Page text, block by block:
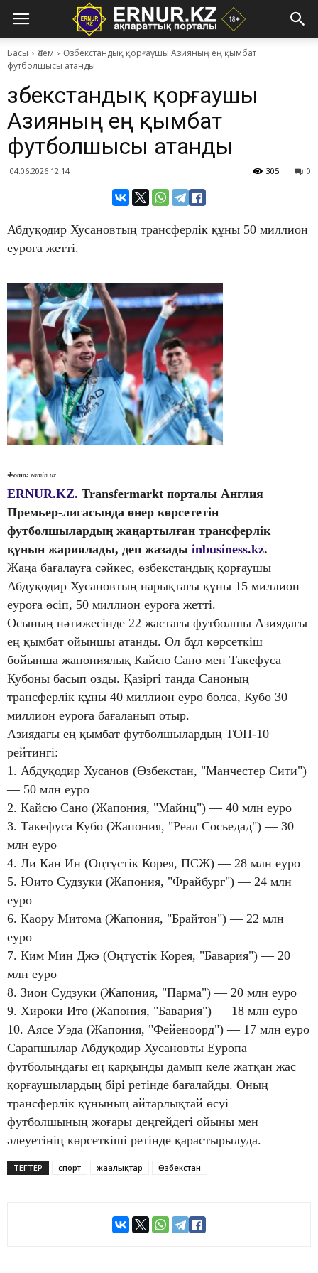
Басы Әлем
Өзбекстандық қорғаушы Азияның ең қымбат
футболшысы атанды
Өзбекстандық қорғаушы
Азияның ең қымбат
футболшысы атанды
04.06.2026 12:14 0
305
Абдуқодир Хусановтың трансферлік құны 50 миллион
еуроға жетті.
Фото: zamin.uz
ERNUR.KZ. Transfermarkt порталы Англия
Премьер-лигасында өнер көрсететін
футболшылардың жаңартылған трансферлік
құнын жариялады, деп жазады inbusiness.kz.
Жаңа бағалауға сәйкес, өзбекстандық қорғаушы
Абдуқодир Хусановтың нарықтағы құны 15 миллион
еуроға өсіп, 50 миллион еуроға жетті.
Осының нәтижесінде 22 жастағы футболшы Азиядағы
ең қымбат ойыншы атанды. Ол бұл көрсеткіш
бойынша жапониялық Кайсю Сано мен Такефуса
Кубоны басып озды. Қазіргі таңда Саноның
трансферлік құны 40 миллион еуро болса, Кубо 30
миллион еуроға бағаланып отыр.
Азиядағы ең қымбат футболшылардың ТОП-10
рейтингі:
1. Абдуқодир Хусанов (Өзбекстан, "Манчестер Сити")
— 50 млн еуро
2. Кайсю Сано (Жапония, "Майнц") — 40 млн еуро
3. Такефуса Кубо (Жапония, "Реал Сосьедад") — 30
млн еуро
4. Ли Кан Ин (Оңтүстік Корея, ПСЖ) — 28 млн еуро
5. Юито Судзуки (Жапония, "Фрайбург") — 24 млн
еуро
6. Каору Митома (Жапония, "Брайтон") — 22 млн
еуро
7. Ким Мин Джэ (Оңтүстік Корея, "Бавария") — 20
млн еуро
8. Зион Судзуки (Жапония, "Парма") — 20 млн еуро
9. Хироки Ито (Жапония, "Бавария") — 18 млн еуро
10. Аясе Уэда (Жапония, "Фейеноорд") — 17 млн еуро
Сарапшылар Абдуқодир Хусановты Еуропа
футболындағы ең қарқынды дамып келе жатқан жас
қорғаушылардың бірі ретінде бағалайды. Оның
трансферлік құнының айтарлықтай өсуі
футболшының жоғары деңгейдегі ойыны мен
әлеуетінің көрсеткіші ретінде қарастырылуда.
ТЕГТЕР спорт жаңалықтар Өзбекстан